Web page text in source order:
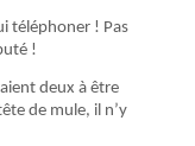
téléphoner ! Pas
!
deux à être
de mule, il n’y